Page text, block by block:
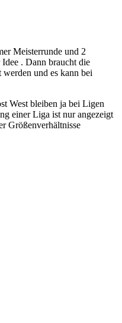
Meisterrunde und 2
. Dann braucht die
und es kann bei
West bleiben ja bei Ligen
einer Liga ist nur angezeigt
Größenverhältnisse